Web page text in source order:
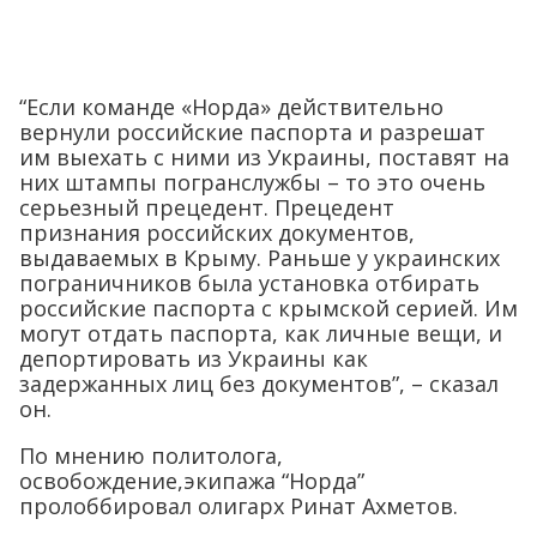
“Если команде «Норда» действительно
вернули российские паспорта и разрешат
им выехать с ними из Украины, поставят на
них штампы погранслужбы – то это очень
серьезный прецедент. Прецедент
признания российских документов,
выдаваемых в Крыму. Раньше у украинских
пограничников была установка отбирать
российские паспорта с крымской серией. Им
могут отдать паспорта, как личные вещи, и
депортировать из Украины как
задержанных лиц без документов”, – сказал
он.
По мнению политолога,
освобождение,экипажа “Норда”
пролоббировал олигарх Ринат Ахметов.